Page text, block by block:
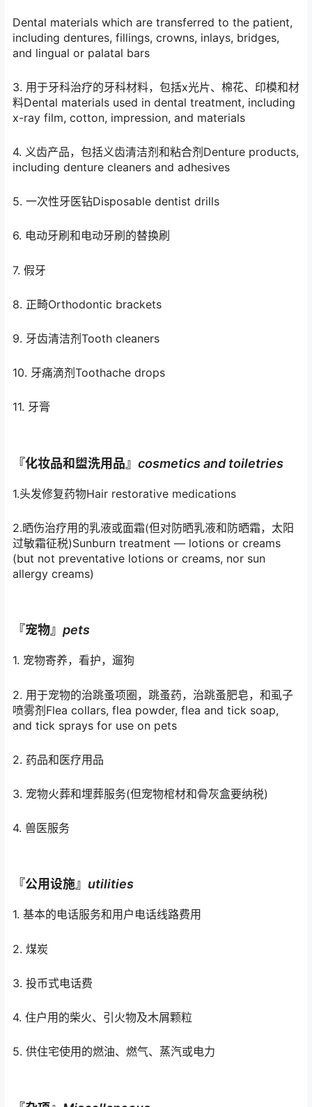
Dental materials which are transferred to the patient,
including dentures, fillings, crowns, inlays, bridges,
and lingual or palatal bars
3. 用于牙科治疗的牙科材料，包括x光片、棉花、印模和材
料Dental materials used in dental treatment, including
x-ray film, cotton, impression, and materials
4. 义齿产品，包括义齿清洁剂和粘合剂Denture products,
including denture cleaners and adhesives
5. 一次性牙医钻Disposable dentist drills
6. 电动牙刷和电动牙刷的替换刷
7. 假牙
8. 正畸Orthodontic brackets
9. 牙齿清洁剂Tooth cleaners
10. 牙痛滴剂Toothache drops
11. 牙膏
『化妆品和盥洗用品』 cosmetics and toiletries
1.头发修复药物Hair restorative medications
2.晒伤治疗用的乳液或面霜(但对防晒乳液和防晒霜，太阳
过敏霜征税)Sunburn treatment — lotions or creams
(but not preventative lotions or creams, nor sun
allergy creams)
『宠物』 pets
1. 宠物寄养，看护，遛狗
2. 用于宠物的治跳蚤项圈，跳蚤药，治跳蚤肥皂，和虱子
喷雾剂Flea collars, flea powder, flea and tick soap,
and tick sprays for use on pets
2. 药品和医疗用品
3. 宠物火葬和埋葬服务(但宠物棺材和骨灰盒要纳税)
4. 兽医服务
『公用设施』 utilities
1. 基本的电话服务和用户电话线路费用
2. 煤炭
3. 投币式电话费
4. 住户用的柴火、引火物及木屑颗粒
5. 供住宅使用的燃油、燃气、蒸汽或电力